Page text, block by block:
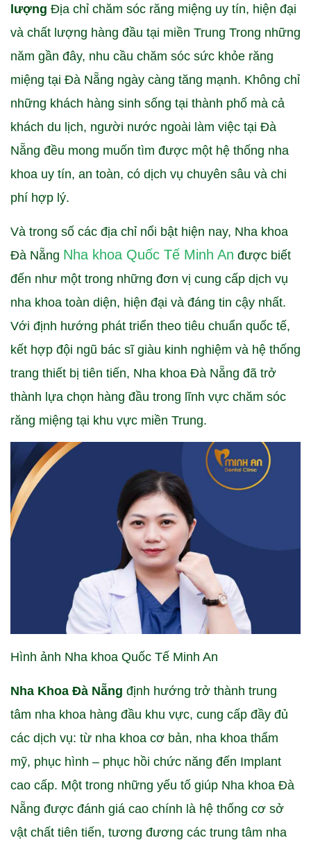
lượng Địa chỉ chăm sóc răng miệng uy tín, hiện đại
và chất lượng hàng đầu tại miền Trung Trong những
năm gần đây, nhu cầu chăm sóc sức khỏe răng
miệng tại Đà Nẵng ngày càng tăng mạnh. Không chỉ
những khách hàng sinh sống tại thành phố mà cả
khách du lịch, người nước ngoài làm việc tại Đà
Nẵng đều mong muốn tìm được một hệ thống nha
khoa uy tín, an toàn, có dịch vụ chuyên sâu và chi
phí hợp lý.
Và trong số các địa chỉ nổi bật hiện nay, Nha khoa
Đà Nẵng Nha khoa Quốc Tế Minh An được biết
đến như một trong những đơn vị cung cấp dịch vụ
nha khoa toàn diện, hiện đại và đáng tin cậy nhất.
Với định hướng phát triển theo tiêu chuẩn quốc tế,
kết hợp đội ngũ bác sĩ giàu kinh nghiệm và hệ thống
trang thiết bị tiên tiến, Nha khoa Đà Nẵng đã trở
thành lựa chọn hàng đầu trong lĩnh vực chăm sóc
răng miệng tại khu vực miền Trung.
Hình ảnh Nha khoa Quốc Tế Minh An
Nha Khoa Đà Nẵng định hướng trở thành trung
tâm nha khoa hàng đầu khu vực, cung cấp đầy đủ
các dịch vụ: từ nha khoa cơ bản, nha khoa thẩm
mỹ, phục hình – phục hồi chức năng đến Implant
cao cấp. Một trong những yếu tố giúp Nha khoa Đà
Nẵng được đánh giá cao chính là hệ thống cơ sở
vật chất tiên tiến, tương đương các trung tâm nha